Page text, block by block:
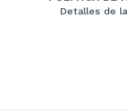
Detalles de